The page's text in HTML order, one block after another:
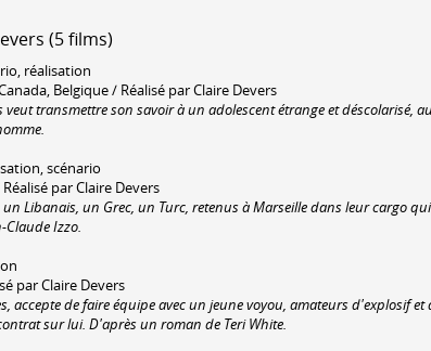
(5 films)
réalisation
Belgique / Réalisé par Claire Devers
transmettre son savoir à un adolescent étrange et déscolarisé,
scénario
par Claire Devers
Libanais, un Grec, un Turc, retenus à Marseille dans leur cargo
Claude Izzo.
par Claire Devers
accepte de faire équipe avec un jeune voyou, amateurs d'explosif et
sur lui. D'après un roman de Teri White.